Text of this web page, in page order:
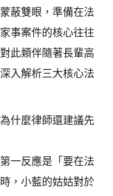
蔽雙眼，準備在法
事案件的核心往往
此類伴隨著長輩高
入解析三大核心法
什麼律師還建議先
一反應是「要在法
，小藍的姑姑對於